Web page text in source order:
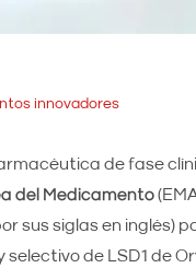
innovadores
de fase
del Medicamento
sus siglas en inglés)
selectivo de LSD1 de